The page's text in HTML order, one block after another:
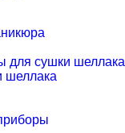
для сушки шеллака
шеллака